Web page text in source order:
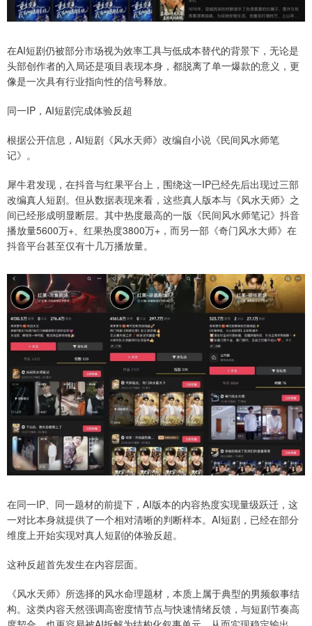
在AI短剧仍被部分市场视为效率工具与低成本替代的背景下，无论是
头部创作者的入局还是项目表现本身，都脱离了单一爆款的意义，更
像是一次具有行业指向性的信号释放。
同一IP，AI短剧完成体验反超
根据公开信息，AI短剧《风水天师》改编自小说《民间风水师笔
记》。
犀牛君发现，在抖音与红果平台上，围绕这一IP已经先后出现过三部
改编真人短剧。但从数据表现来看，这些真人版本与《风水天师》之
间已经形成明显断层。其中热度最高的一版《民间风水师笔记》抖音
播放量5600万+、红果热度3800万+，而另一部《奇门风水大师》在
抖音平台甚至仅有十几万播放量。
在同一IP、同一题材的前提下，AI版本的内容热度实现量级跃迁，这
一对比本身就提供了一个相对清晰的判断样本。AI短剧，已经在部分
维度上开始实现对真人短剧的体验反超。
这种反超首先发生在内容层面。
《风水天师》所选择的风水命理题材，本质上属于典型的男频叙事结
构。这类内容天然强调高密度情节点与快速情绪反馈，与短剧节奏高